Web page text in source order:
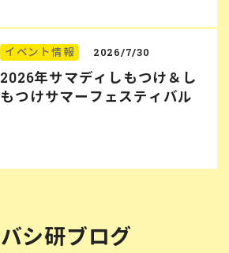
イベント情報 2026/7/30
2026年サマディしもつけ＆し
もつけサマーフェスティバル
バシ研ブログ